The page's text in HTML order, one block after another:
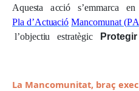
Aquestaacciós’emmarca en
Pla d’Actuació Mancomunat (PA
l’objectiuestratègic Protegir
La Mancomunitat, braç exec